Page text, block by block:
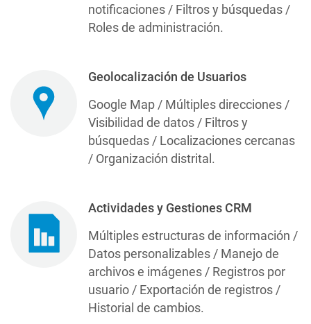
notificaciones / Filtros y búsquedas /
Roles de administración.
Geolocalización de Usuarios
Google Map / Múltiples direcciones /
Visibilidad de datos / Filtros y
búsquedas / Localizaciones cercanas
/ Organización distrital.
Actividades y Gestiones CRM
Múltiples estructuras de información /
Datos personalizables / Manejo de
archivos e imágenes / Registros por
usuario / Exportación de registros /
Historial de cambios.